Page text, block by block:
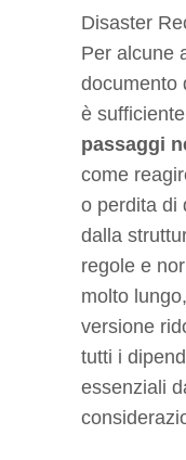
Disaster
Per alcune
documento
è
passaggi
come
o perdita di
dalla
regole e
molto
versione
tutti i
essenziali